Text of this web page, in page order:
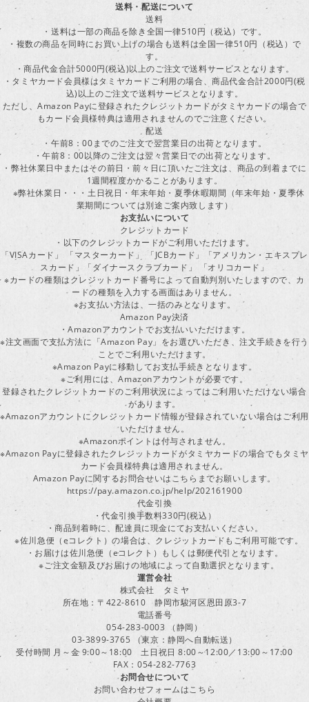
送料・配送について
送料
・送料は一部の商品を除き全国一律510円（税込）です。
・複数の商品を同時にお買い上げの場合も送料は全国一律510円（税込）で
す。
・商品代金合計5000円(税込)以上のご注文で送料サービスとなります。
・タミヤカード会員様はタミヤカードご利用の場合、商品代金合計2000円(税
込)以上のご注文で送料サービスとなります。
ただし、Amazon Payに登録されたクレジットカードがタミヤカードの場合で
もカード会員様特典は適用されませんのでご注意ください。
配送
・午前8：00までのご注文で翌営業日の出荷となります。
・午前8：00以降のご注文は翌々営業日での出荷となります。
・弊社休業日中またはその前日・前々日に頂いたご注文は、商品の到着までに
1週間程度かかることがあります。
※弊社休業日・・・土日祝日・年末年始・夏季休暇期間（年末年始・夏季休
業期間については別途ご案内致します）
お支払いについて
クレジットカード
・以下のクレジットカードがご利用いただけます。
「VISAカード」 「マスターカード」 「JCBカード」「アメリカン・エキスプレ
スカード」「ダイナースクラブカード」 「オリコカード」
※カードの種類はクレジットカード番号によって自動判別いたしますので、カ
ードの種類を入力する画面はありません。
※お支払い方法は、一括のみとなります。
Amazon Pay決済
・Amazonアカウントでお支払いいただけます。
※注文画面で支払方法に「Amazon Pay」をお選びいただき、注文手続きを行う
ことでご利用いただけます。
※Amazon Payに移動してお支払手続きとなります。
※ご利用には、Amazonアカウントが必要です。
登録されたクレジットカードのご利用状況によってはご利用いただけない場合
があります。
※Amazonアカウントにクレジットカード情報が登録されていない場合はご利用
いただけません。
※Amazonポイントは付与されません。
※Amazon Payに登録されたクレジットカードがタミヤカードの場合でもタミヤ
カード会員様特典は適用されません。
Amazon Payに関するお問合せいはこちらまでお願いします。
https://pay.amazon.co.jp/help/202161900
代金引換
・代金引換手数料330円(税込）
・商品到着時に、配達員に現金にてお支払いください。
※佐川急便（eコレクト）の場合は、クレジットカードもご利用可能です。
・お届けは佐川急便（eコレクト）もしくは郵便代引となります。
※ご注文金額及びお届けの地域によって自動選択となります。
運営会社
株式会社 タミヤ
所在地：〒422-8610 静岡市駿河区恩田原3-7
電話番号
054-283-0003 （静岡）
03-3899-3765 （東京：静岡へ自動転送）
受付時間 月～金 9:00～18:00 土日祝日 8:00～12:00／13:00～17:00
FAX：054-282-7763
お問合せについて
お問い合わせフォームはこちら